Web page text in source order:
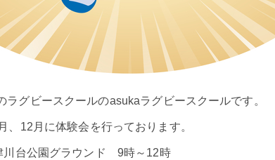
ラグビースクールのasukaラグビースクールです。
、12月に体験会を行っております。
台公園グラウンド 9時～12時